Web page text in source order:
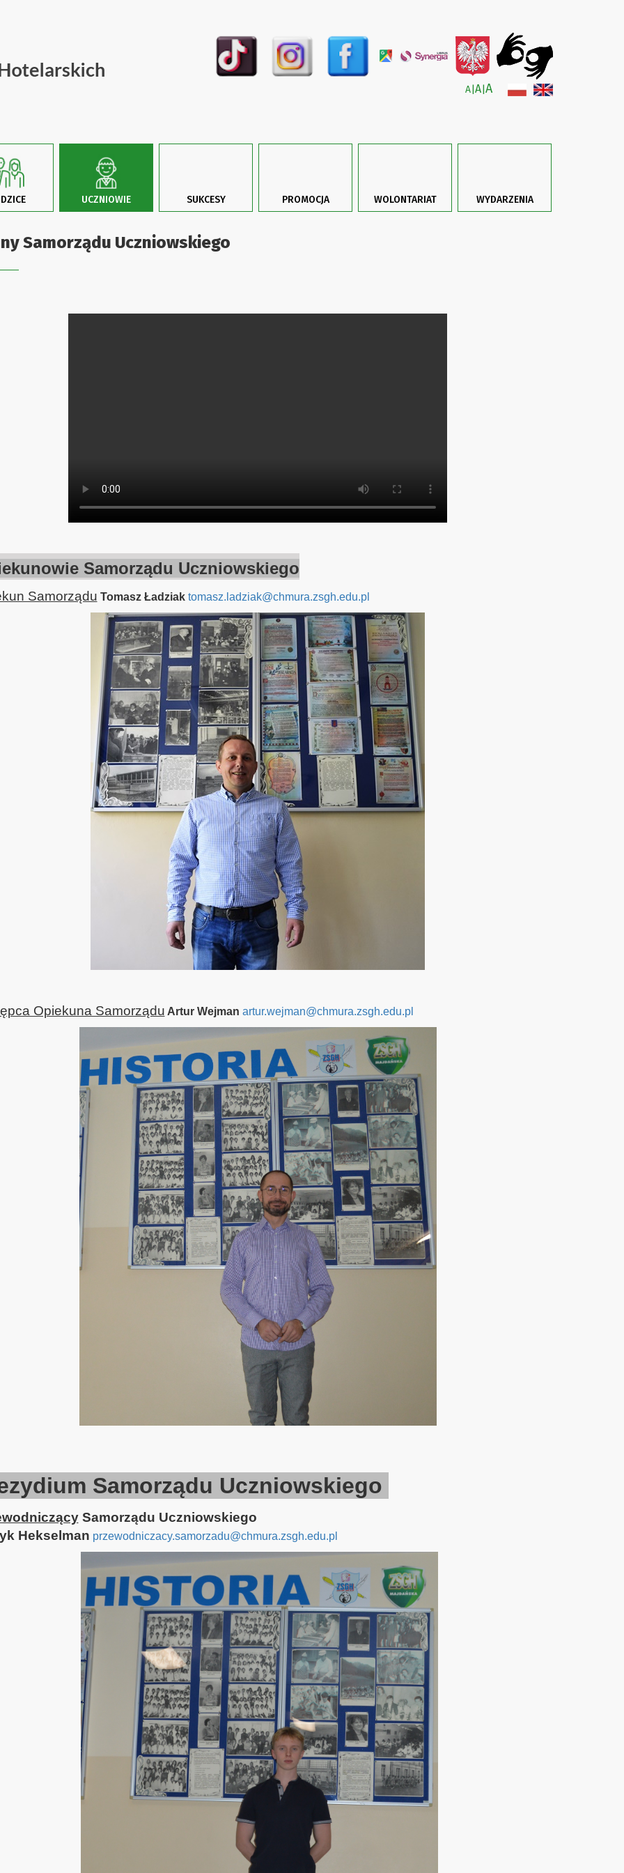
A A A
UCZNIOWIE SUKCESY PROMOCJA WOLONTARIAT WYDARZENIA
Samorządu Uczniowskiego
Samorządu Uczniowskiego
Samorządu Tomasz Ładziak tomasz.ladziak@chmura.zsgh.edu.pl
Opiekuna Samorządu Artur Wejman artur.wejman@chmura.zsgh.edu.pl
Samorządu Uczniowskiego
Samorządu Uczniowskiego
Hekselman przewodniczacy.samorzadu@chmura.zsgh.edu.pl